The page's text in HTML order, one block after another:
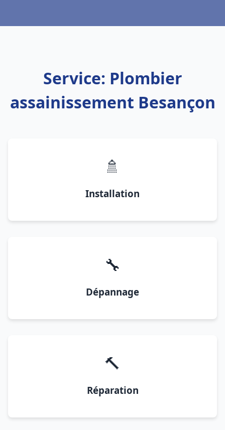
Service: Plombier
assainissement Besançon
🚿
Installation
🔧
Dépannage
🔨
Réparation